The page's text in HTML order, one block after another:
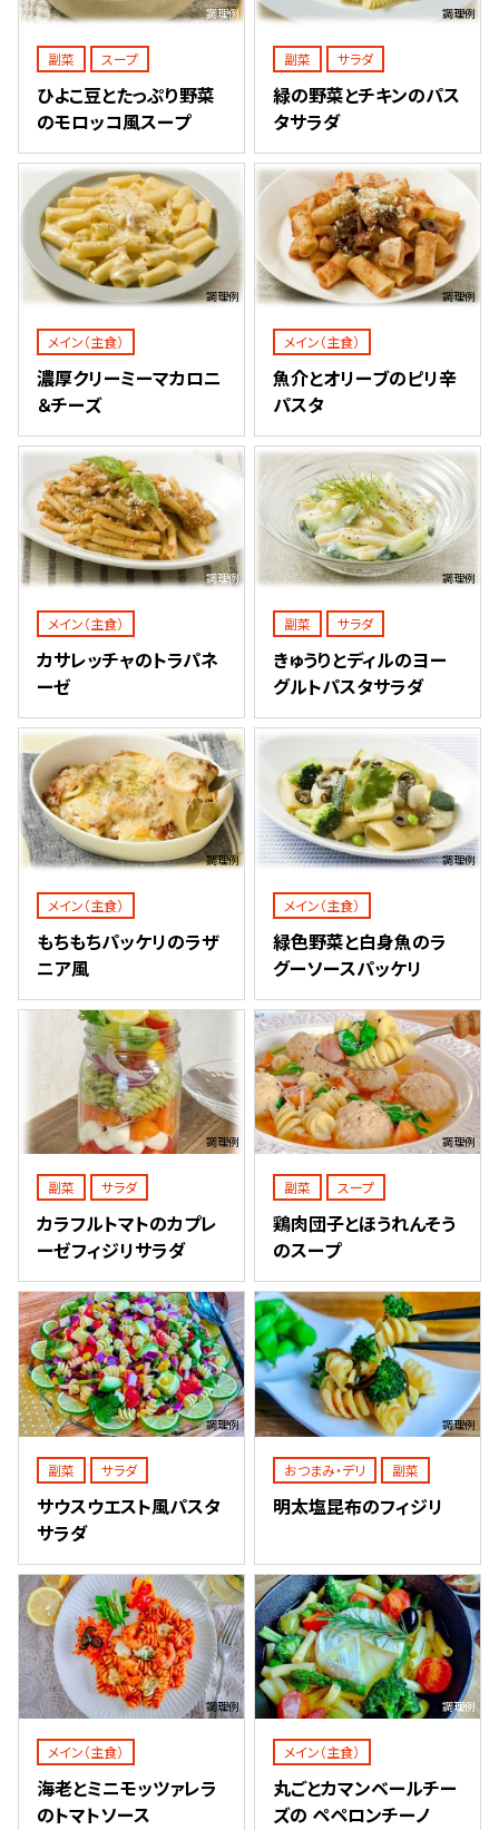
調理例
副菜 スープ
ひよこ豆とたっぷり野菜
のモロッコ風スープ
調理例
副菜 サラダ
緑の野菜とチキンのパス
タサラダ
調理例
メイン（主食）
濃厚クリーミーマカロニ
＆チーズ
調理例
メイン（主食）
魚介とオリーブのピリ辛
パスタ
調理例
メイン（主食）
カサレッチャのトラパネ
ーゼ
調理例
副菜 サラダ
きゅうりとディルのヨー
グルトパスタサラダ
調理例
メイン（主食）
もちもちパッケリのラザ
ニア風
調理例
メイン（主食）
緑色野菜と白身魚のラ
グーソースパッケリ
調理例
副菜 サラダ
カラフルトマトのカプレ
ーゼフィジリサラダ
調理例
副菜 スープ
鶏肉団子とほうれんそう
のスープ
調理例
副菜 サラダ
サウスウエスト風パスタ
サラダ
調理例
おつまみ・デリ 副菜
明太塩昆布のフィジリ
調理例
メイン（主食）
海老とミニモッツァレラ
のトマトソース
調理例
メイン（主食）
丸ごとカマンベールチー
ズの ペペロンチーノ